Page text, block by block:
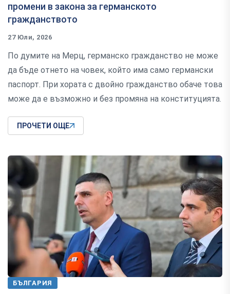
промени в закона за германското
гражданството
27 Юли, 2026
По думите на Мерц, германско гражданство не може
да бъде отнето на човек, който има само германски
паспорт. При хората с двойно гражданство обаче това
може да е възможно и без промяна на конституцията.
ПРОЧЕТИ ОЩЕ
БЪЛГАРИЯ